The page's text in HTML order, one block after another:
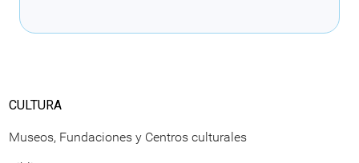
CULTURA
Museos, Fundaciones y Centros culturales